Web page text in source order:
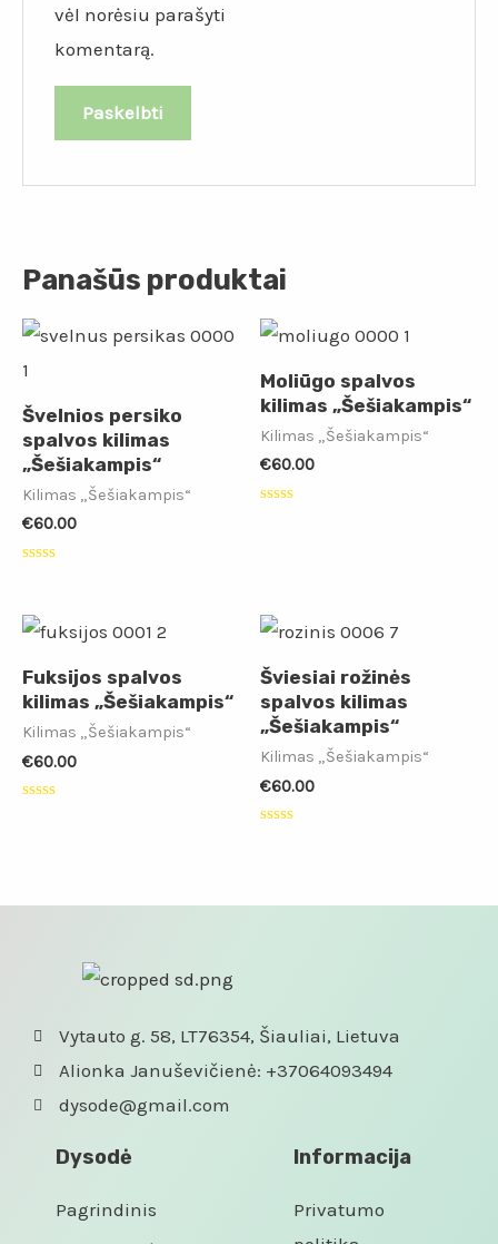
vėl norėsiu parašyti
komentarą.
Panašūs produktai
Švelnios persiko
spalvos kilimas
„Šešiakampis“
Kilimas „Šešiakampis“
€60.00
5
Moliūgo spalvos
kilimas „Šešiakampis“
Kilimas „Šešiakampis“
€60.00
Fuksijos spalvos
kilimas „Šešiakampis“
Kilimas „Šešiakampis“
€60.00
Šviesiai rožinės
spalvos kilimas
„Šešiakampis“
Kilimas „Šešiakampis“
€60.00
Vytauto g. 58, LT76354, Šiauliai, Lietuva
Alionka Januševičienė: +37064093494
dysode@gmail.com
Dysodė
Pagrindinis
Informacija
Privatumo